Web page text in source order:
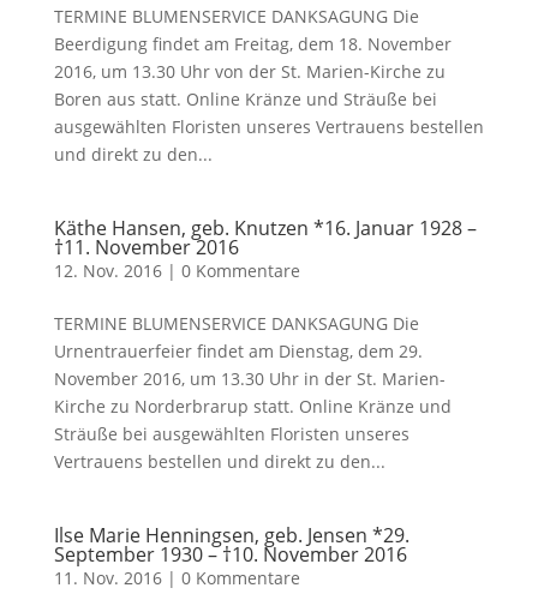
TERMINE BLUMENSERVICE DANKSAGUNG Die
Beerdigung findet am Freitag, dem 18. November
2016, um 13.30 Uhr von der St. Marien-Kirche zu
Boren aus statt. Online Kränze und Sträuße bei
ausgewählten Floristen unseres Vertrauens bestellen
und direkt zu den...
Käthe Hansen, geb. Knutzen *16. Januar 1928 –
†11. November 2016
12. Nov. 2016| 0 Kommentare
TERMINE BLUMENSERVICE DANKSAGUNG Die
Urnentrauerfeier findet am Dienstag, dem 29.
November 2016, um 13.30 Uhr in der St. Marien-
Kirche zu Norderbrarup statt. Online Kränze und
Sträuße bei ausgewählten Floristen unseres
Vertrauens bestellen und direkt zu den...
Ilse Marie Henningsen, geb. Jensen *29.
September 1930 – †10. November 2016
11. Nov. 2016| 0 Kommentare